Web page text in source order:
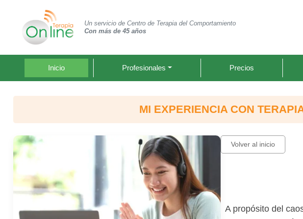
Un servicio de Centro de Terapia del Comportamiento
Con más de 45 años
Inicio Profesionales Precios
MI EXPERIENCIA CON
Volver al inicio
A propósito del